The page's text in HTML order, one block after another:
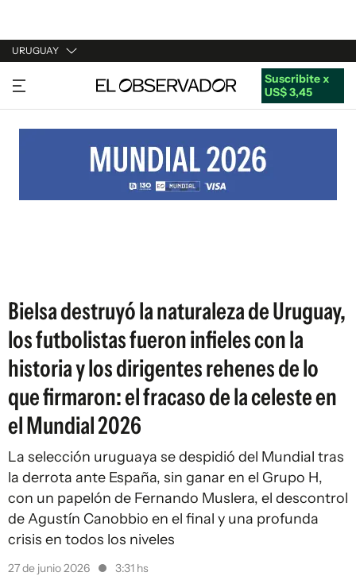
URUGUAY
URUGUAY
ARGENTINA
ESTADOS UNIDOS
Suscribite x
US$ 3,45
Bielsa destruyó la naturaleza de Uruguay,
los futbolistas fueron infieles con la
historia y los dirigentes rehenes de lo
que firmaron: el fracaso de la celeste en
el Mundial 2026
La selección uruguaya se despidió del Mundial tras
la derrota ante España, sin ganar en el Grupo H,
con un papelón de Fernando Muslera, el descontrol
de Agustín Canobbio en el final y una profunda
crisis en todos los niveles
27 de junio 2026 3:31 hs